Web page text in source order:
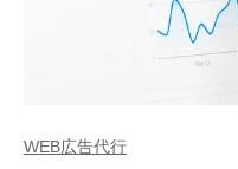
WEB広告代行